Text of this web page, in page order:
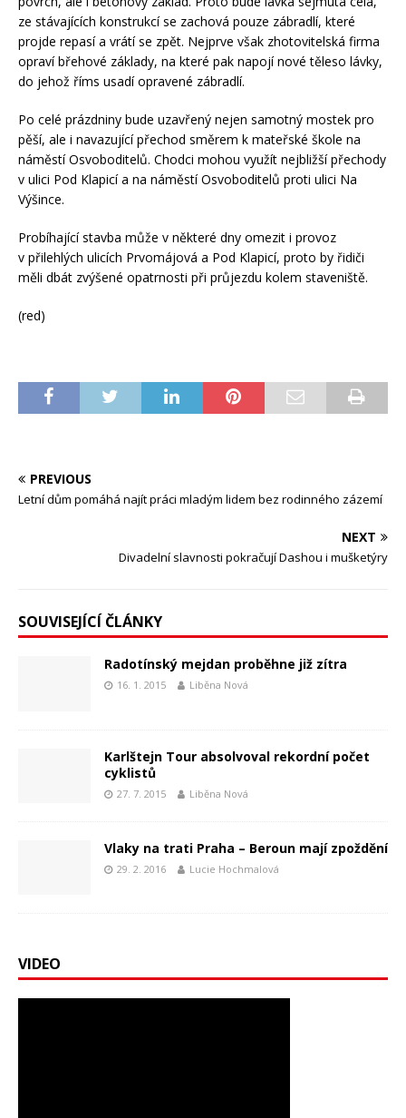
ze stávajících konstrukcí se zachová pouze zábradlí, které
projde repasí a vrátí se zpět. Nejprve však zhotovitelská firma
opraví břehové základy, na které pak napojí nové těleso lávky,
do jehož říms usadí opravené zábradlí.
Po celé prázdniny bude uzavřený nejen samotný mostek pro
pěší, ale i navazující přechod směrem k mateřské škole na
náměstí Osvoboditelů. Chodci mohou využít nejbližší přechody
v ulici Pod Klapicí a na náměstí Osvoboditelů proti ulici Na
Výšince.
Probíhající stavba může v některé dny omezit i provoz
v přilehlých ulicích Prvomájová a Pod Klapicí, proto by řidiči
měli dbát zvýšené opatrnosti při průjezdu kolem staveniště.
(red)
PREVIOUS
Letní dům pomáhá najít práci mladým lidem bez rodinného zázemí
NEXT
Divadelní slavnosti pokračují Dashou i mušketýry
SOUVISEJÍCÍ ČLÁNKY
Radotínský mejdan proběhne již zítra
16. 1. 2015 Liběna Nová
Karlštejn Tour absolvoval rekordní počet
cyklistů
27. 7. 2015 Liběna Nová
Vlaky na trati Praha – Beroun mají zpoždění
29. 2. 2016 Lucie Hochmalová
VIDEO